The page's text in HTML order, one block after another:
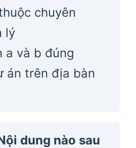
chuyên
lý
a và b đúng
án trên địa bàn
dung nào sau